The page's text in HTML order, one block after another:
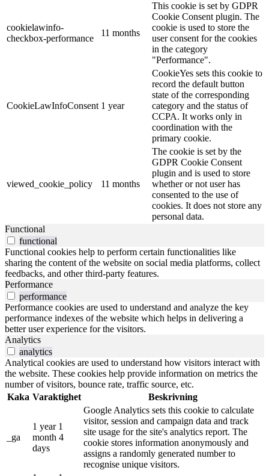
cookielawinfo-
checkbox-performance
11 months
This cookie is set by GDPR
Cookie Consent plugin. The
cookie is used to store the
user consent for the cookies
in the category
"Performance".
CookieLawInfoConsent 1 year
CookieYes sets this cookie to
record the default button
state of the corresponding
category and the status of
CCPA. It works only in
coordination with the
primary cookie.
viewed_cookie_policy 11 months
The cookie is set by the
GDPR Cookie Consent
plugin and is used to store
whether or not user has
consented to the use of
cookies. It does not store any
personal data.
Functional
functional
Functional cookies help to perform certain functionalities like
sharing the content of the website on social media platforms, collect
feedbacks, and other third-party features.
Performance
performance
Performance cookies are used to understand and analyze the key
performance indexes of the website which helps in delivering a
better user experience for the visitors.
Analytics
analytics
Analytical cookies are used to understand how visitors interact with
the website. These cookies help provide information on metrics the
number of visitors, bounce rate, traffic source, etc.
Kaka Varaktighet Beskrivning
_ga
1 year 1
month 4
days
Google Analytics sets this cookie to calculate
visitor, session and campaign data and track
site usage for the site's analytics report. The
cookie stores information anonymously and
assigns a randomly generated number to
recognise unique visitors.